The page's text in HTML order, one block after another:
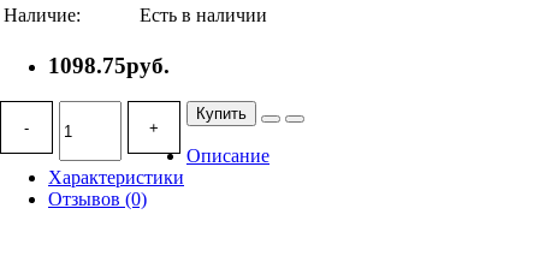
Наличие:
Есть в наличии
1098.75руб.
- +
Купить
Описание
Характеристики
Отзывов (0)